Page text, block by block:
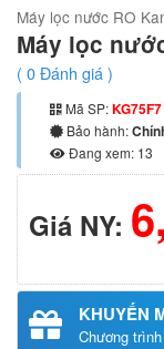
Máy lọc nước RO
Máy lọc
( 0Đánh giá )
Mã SP:KG75F7
Bảo hành:
Đang xem: 13
Giá NY:
KHUYẾN
Chương